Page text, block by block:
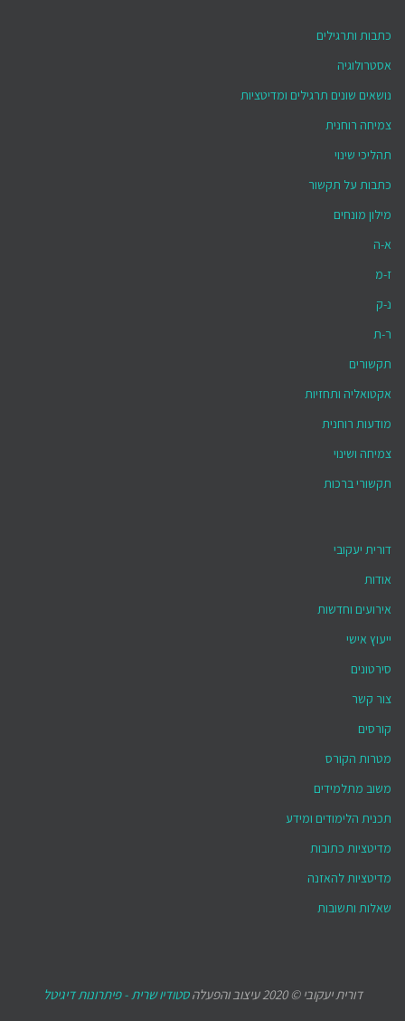
כתבות ותרגילים
אסטרולוגיה
נושאים שונים תרגילים ומדיטציות
צמיחה רוחנית
תהליכי שינוי
כתבות על תקשור
מילון מונחים
א-ה
ז-מ
נ-ק
ר-ת
תקשורים
אקטואליה ותחזיות
מודעות רוחנית
צמיחה ושינוי
תקשורי ברכות
דורית יעקובי
אודות
אירועים וחדשות
ייעוץ אישי
סירטונים
צור קשר
קורסים
מטרות הקורס
משוב מתלמידים
תכנית הלימודים ומידע
מדיטציות כתובות
מדיטציות להאזנה
שאלות ותשובות
דורית יעקובי © 2020 עיצוב והפעלה סטודיו שרית - פיתרונות דיגיטל